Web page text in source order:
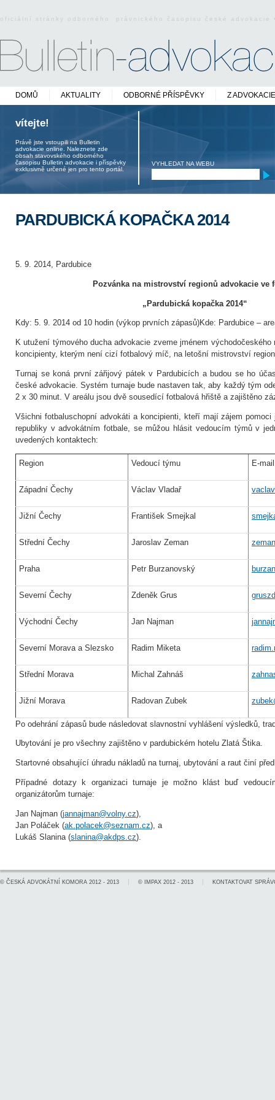
oficiální stránky odborného právnického časopisu české
DOMŮ AKTUALITY ODBORNÉ PŘÍSPĚVKY Z ADVOKACIE
vítejte!
Právě jste vstoupili na Bulletin
advokacie online. Naleznete zde
obsah stavovského odborného
časopisu Bulletin advokacie i příspěvky
exklusivně určené jen pro tento portál.
VYHLEDAT NA WEBU
PARDUBICKÁ KOPAČKA 2014
5. 9. 2014, Pardubice
Pozvánka na mistrovství regionů advokacie ve
„Pardubická kopačka 2014“
Kdy: 5. 9. 2014 od 10 hodin (výkop prvních zápasů)Kde: Pardubice –
K utužení týmového ducha advokacie zveme jménem
koncipienty, kterým není cizí fotbalový míč, na letošní mistrovství
Turnaj se koná první zářijový pátek v Pardubicích a budou se ho
české advokacie. Systém turnaje bude nastaven tak, aby každý tým
2 x 30 minut. V areálu jsou dvě sousedící fotbalová hřiště a zajištěno
Všichni fotbaluschopní advokáti a koncipienti, kteří mají zájem
republiky v advokátním fotbale, se můžou hlásit vedoucím týmů v
uvedených kontaktech:
Region Vedoucí týmu E-mail
Západní Čechy Václav Vladař
Jižní Čechy František Smejkal
Střední Čechy Jaroslav Zeman
Praha Petr Burzanovský
Severní Čechy Zdeněk Grus
Východní Čechy Jan Najman
Severní Morava a Slezsko Radim Miketa
Střední Morava Michal Zahnáš
Jižní Morava Radovan Zubek
Po odehrání zápasů bude následovat slavnostní vyhlášení výsledků,
Ubytování je pro všechny zajištěno v pardubickém hotelu Zlatá Štika.
Startovné obsahující úhradu nákladů na turnaj, ubytování a raut činí
Případné dotazy k organizaci turnaje je možno klást buď
organizátorům turnaje:
Jan Najman (jannajman@volny.cz),
Jan Poláček (ak.polacek@seznam.cz), a
Lukáš Slanina (slanina@akdps.cz).
© ČESKÁ ADVOKÁTNÍ KOMORA 2012 - 2013 © IMPAX 2012 - 2013 KONTAKTOVAT